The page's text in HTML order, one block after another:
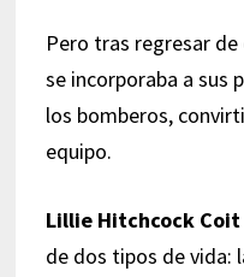
Pero tras regresar
se incorporaba a sus
los bomberos,
equipo.
Lillie Hitchcock Coit
de dos tipos de vida: